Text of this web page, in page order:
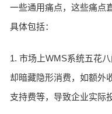
一些通用痛点，这些痛点
具体包括：
1. 市场上WMS系统五花
却暗藏隐形消费，如额外
支持费等，导致企业实际